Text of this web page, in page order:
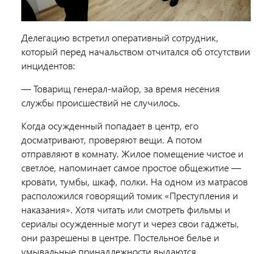
Делегацию встретил оперативный сотрудник,
который перед начальством отчитался об отсутствии
инцидентов:
— Товарищ генерал-майор, за время несения
службы происшествий не случилось.
Когда осужденный попадает в центр, его
досматривают, проверяют вещи. А потом
отправляют в комнату. Жилое помещение чистое и
светлое, напоминает самое простое общежитие —
кровати, тумбы, шкаф, полки. На одном из матрасов
расположился говорящий томик «Преступления и
наказания». Хотя читать или смотреть фильмы и
сериалы осужденные могут и через свои гаджеты,
они разрешены в центре. Постельное белье и
умывальные принадлежности выдаются.